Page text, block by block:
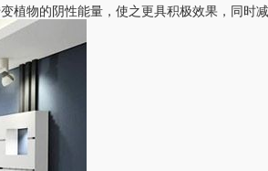
物的阴性能量，使之更具积极效果，同时减